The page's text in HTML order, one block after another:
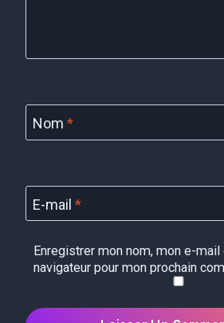
Nom *
E-mail *
Enregistrer mon nom, mon e-
navigateur pour mon prochain